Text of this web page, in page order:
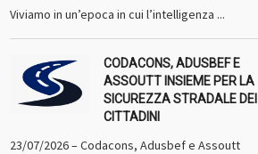
Viviamo in un’epoca in cui l’intelligenza ...
CODACONS, ADUSBEF E
ASSOUTT INSIEME PER LA
SICUREZZA STRADALE DEI
CITTADINI
23/07/2026 – Codacons, Adusbef e Assoutt